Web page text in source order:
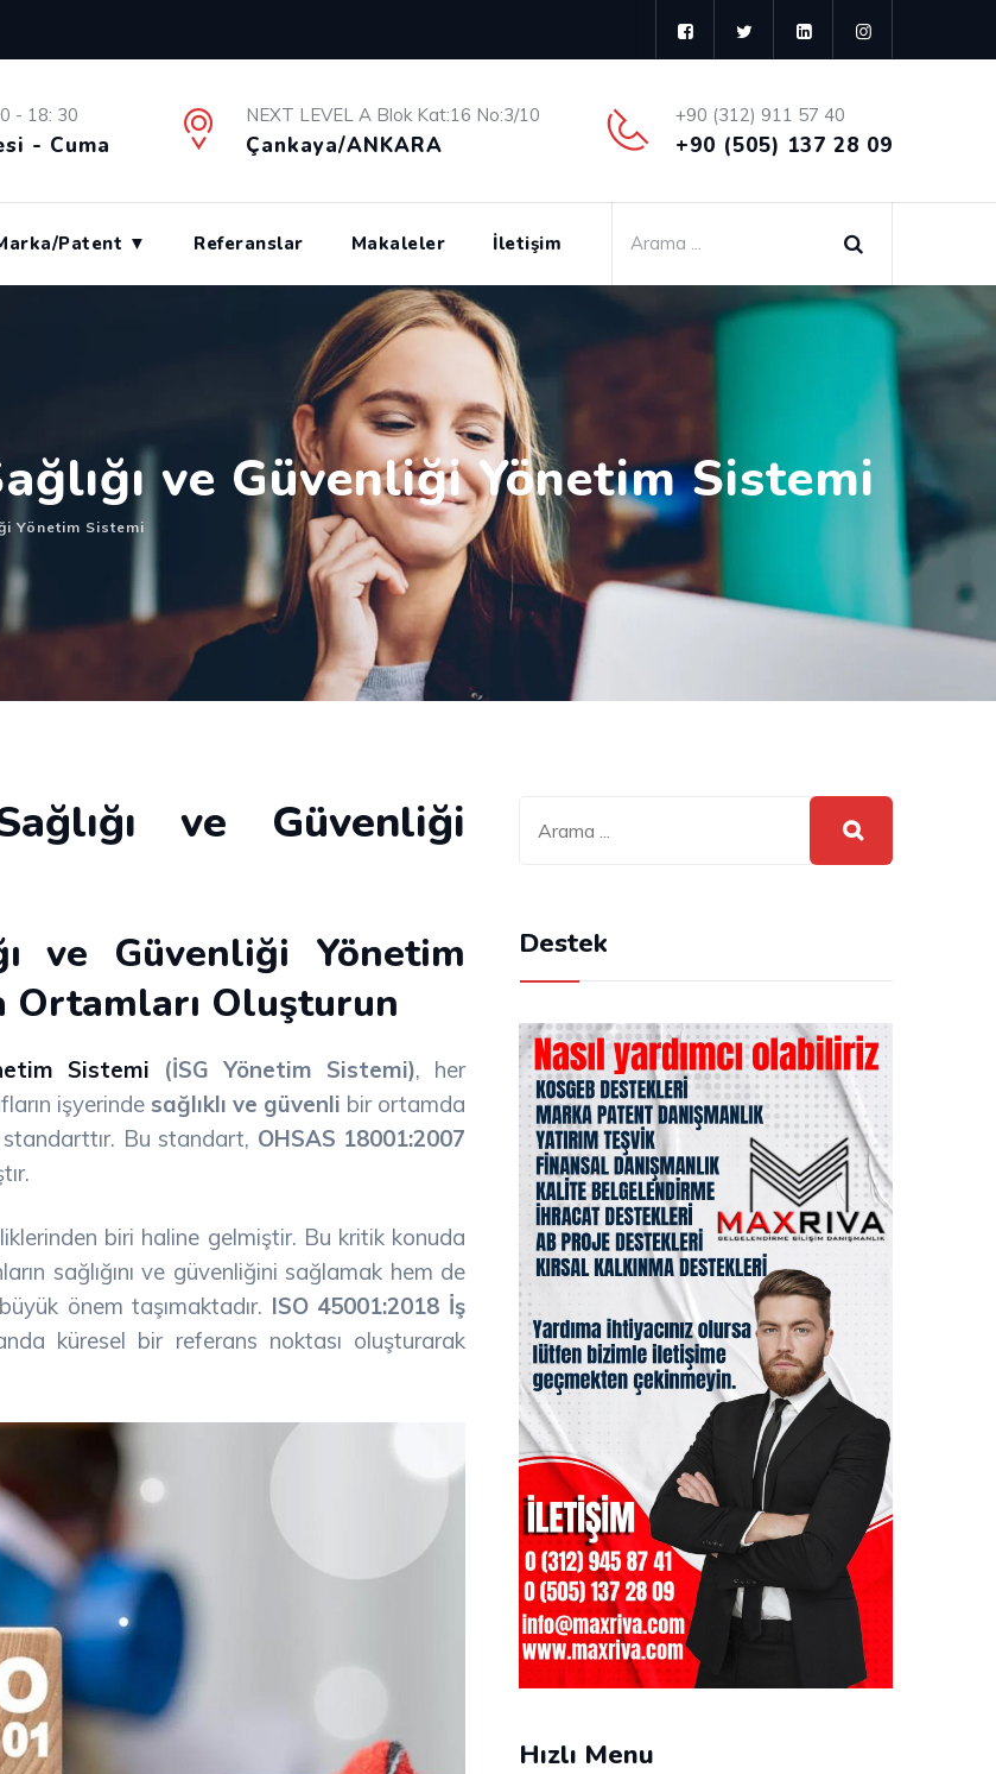
- 18: 30
- Cuma
NEXT LEVEL A Blok Kat:16 No:3/10
Çankaya/ANKARA
+90 (312) 911 57 40
+90 (505) 137 28 09
Patent ▼ Referanslar Makaleler İletişim
ve Güvenliği Yönetim Sistemi
Yönetim Sistemi
ve Güvenliği
ve Güvenliği Yönetim
Ortamları Oluşturun
Sistemi (İSG Yönetim Sistemi), her
işyerinde sağlıklı ve güvenli bir ortamda
standarttır. Bu standart, OHSAS 18001:2007
biri haline gelmiştir. Bu kritik konuda
sağlığını ve güvenliğini sağlamak hem de
önem taşımaktadır. ISO 45001:2018 İş
küresel bir referans noktası oluşturarak
Destek
Hızlı Menu